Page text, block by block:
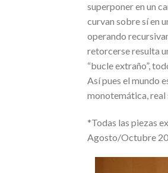
superponer en un
curvan sobre sí en
operando
retorcerse resulta
“bucle extraño”,
Así pues el mundo
monotemática, real
*Todas las piezas
Agosto/Octubre